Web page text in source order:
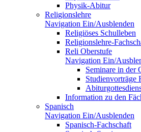
Physik-Abitur
Religionslehre
Navigation Ein/Ausblenden
Religiöses Schulleben
Religionslehre-
Reli Oberstufe
Navigation Ein/
Seminare in der
Studienvorträge
Information zu den
Spanisch
Navigation Ein/Ausblenden
Spanisch-Fachschaft